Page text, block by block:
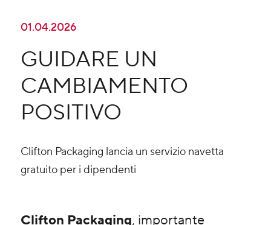
01.04.2026
GUIDARE UN
CAMBIAMENTO
POSITIVO
Clifton Packaging lancia un servizio navetta
gratuito per i dipendenti
Clifton Packaging, importante